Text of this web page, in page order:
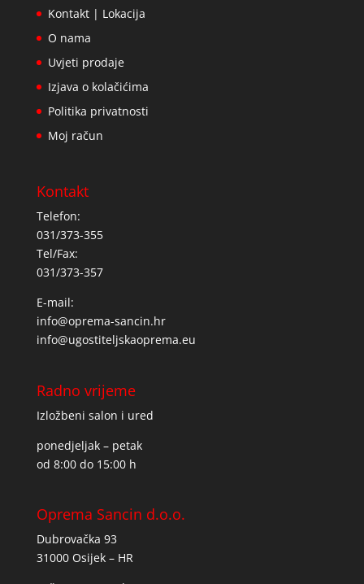
Kontakt | Lokacija
O nama
Uvjeti prodaje
Izjava o kolačićima
Politika privatnosti
Moj račun
Kontakt
Telefon:
031/373-355
Tel/Fax:
031/373-357
E-mail:
info@oprema-sancin.hr
info@ugostiteljskaoprema.eu
Radno vrijeme
Izložbeni salon i ured
ponedjeljak – petak
od 8:00 do 15:00 h
Oprema Sancin d.o.o.
Dubrovačka 93
31000 Osijek – HR